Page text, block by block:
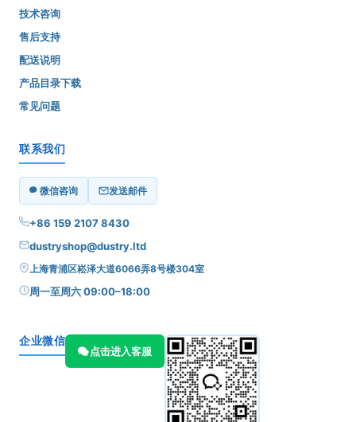
技术咨询
售后支持
配送说明
产品目录下载
常见问题
联系我们
微信咨询 发送邮件
+86 159 2107 8430
dustryshop@dustry.ltd
上海青浦区崧泽大道6066弄8号楼304室
周一至周六 09:00–18:00
企业微信
点击进入客服